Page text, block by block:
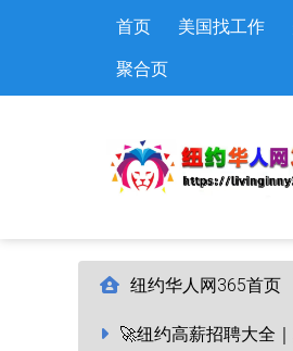
首页 美国找工作
聚合页
纽约华人网365首页
🚀纽约高薪招聘大全